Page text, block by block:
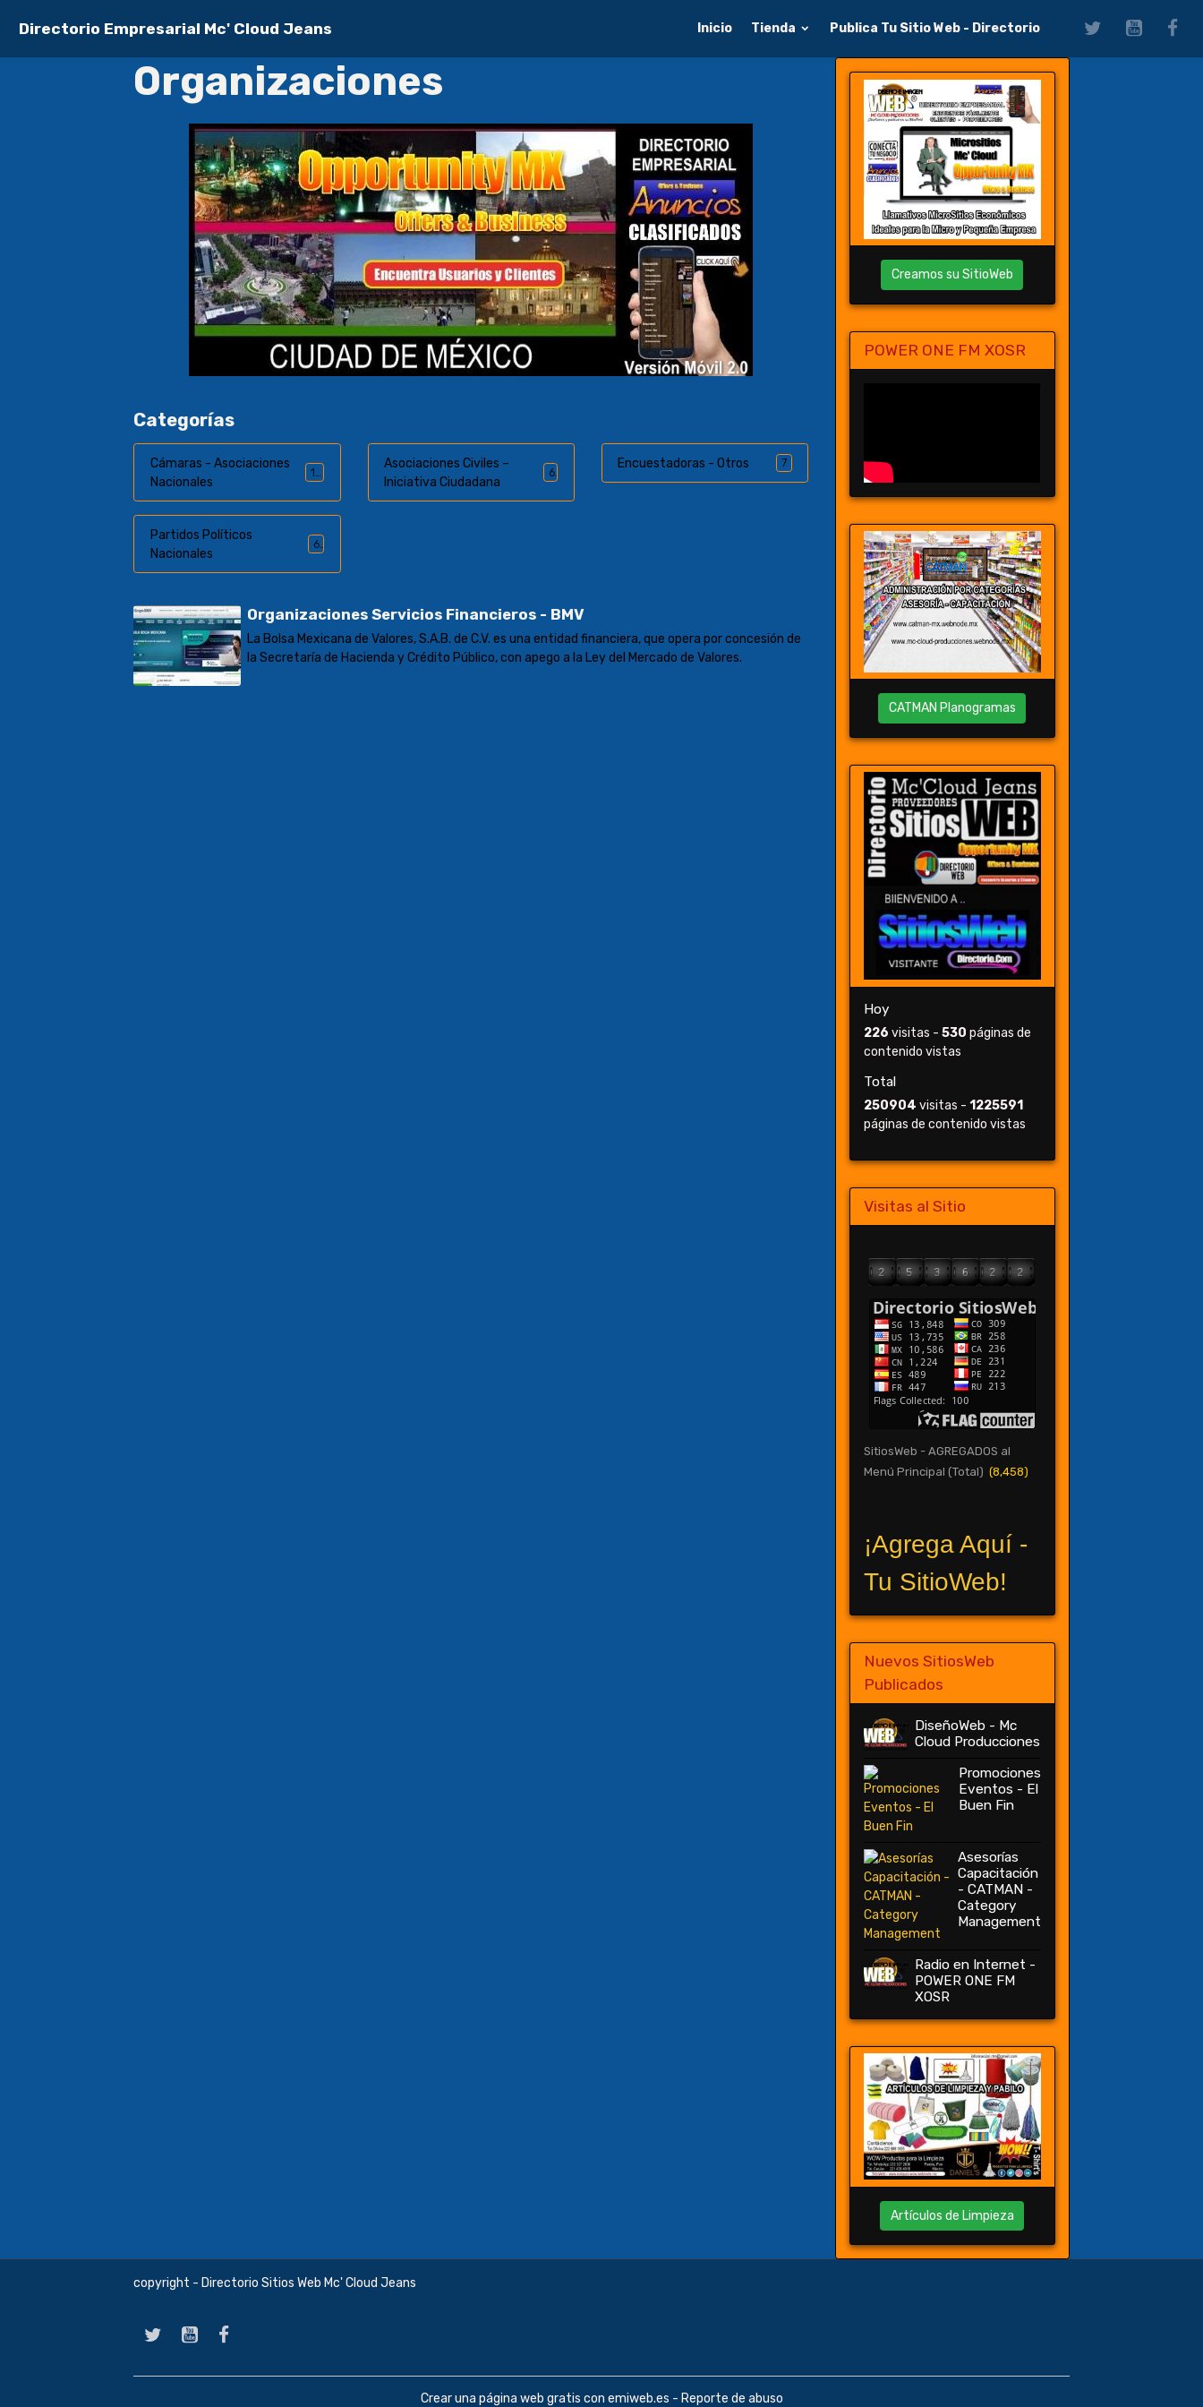
Directorio Empresarial Mc' Cloud Jeans Inicio Tienda Publica Tu Sitio Web - Directorio
Organizaciones
Categorías
Cámaras - Asociaciones
Nacionales
Asociaciones Civiles –
Iniciativa Ciudadana
Encuestadoras - Otros 7
Partidos Políticos
Nacionales
6
Organizaciones Servicios Financieros - BMV
La Bolsa Mexicana de Valores, S.A.B. de C.V. es una entidad financiera, que opera por concesión de
la Secretaría de Hacienda y Crédito Público, con apego a la Ley del Mercado de Valores.
Creamos su SitioWeb
POWER ONE FM XOSR
CATMAN Planogramas
Hoy
226 visitas -530 páginas de
contenido vistas
Total
250904 visitas -1225591
páginas de contenido vistas
Visitas al Sitio
SitiosWeb - AGREGADOS al
Menú Principal (Total) (8,458)
¡Agrega Aquí -
Tu SitioWeb!
Nuevos SitiosWeb
Publicados
DiseñoWeb - Mc
Cloud Producciones
Promociones
Eventos - El
Buen Fin
Asesorías
Capacitación
- CATMAN -
Category
Management
Radio en Internet -
POWER ONE FM
XOSR
Artículos de Limpieza
copyright - Directorio Sitios Web Mc' Cloud Jeans
Crear una página web gratis con emiweb.es - Reporte de abuso